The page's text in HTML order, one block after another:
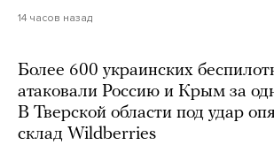
14 часов назад
Более 600 украинских
атаковали Россию и Крым за
В Тверской области под удар
склад Wildberries